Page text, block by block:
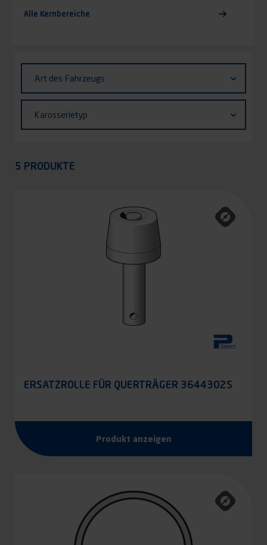
des
Fahrzeugs
Art des Fahrzeugs
Karosserietyp
5 PRODUKTE
ERSATZROLLE FÜR QUERTRÄGER 3644302S
Produkt anzeigen
Alle Kernbereiche